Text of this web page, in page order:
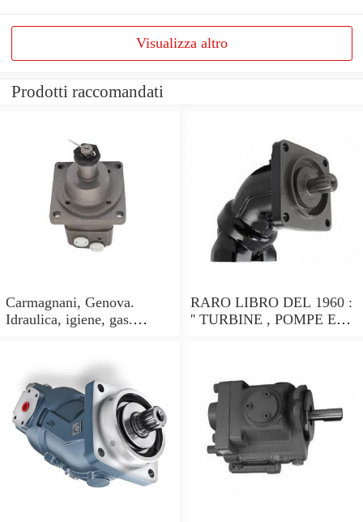
Visualizza altro
Prodotti raccomandati
Carmagnani, Genova.
Idraulica, igiene, gas.
RARO LIBRO DEL 1960 :
'' TURBINE , POMPE ED